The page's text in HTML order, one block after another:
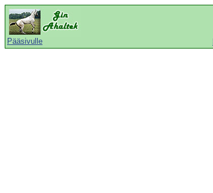
Pääsivulle